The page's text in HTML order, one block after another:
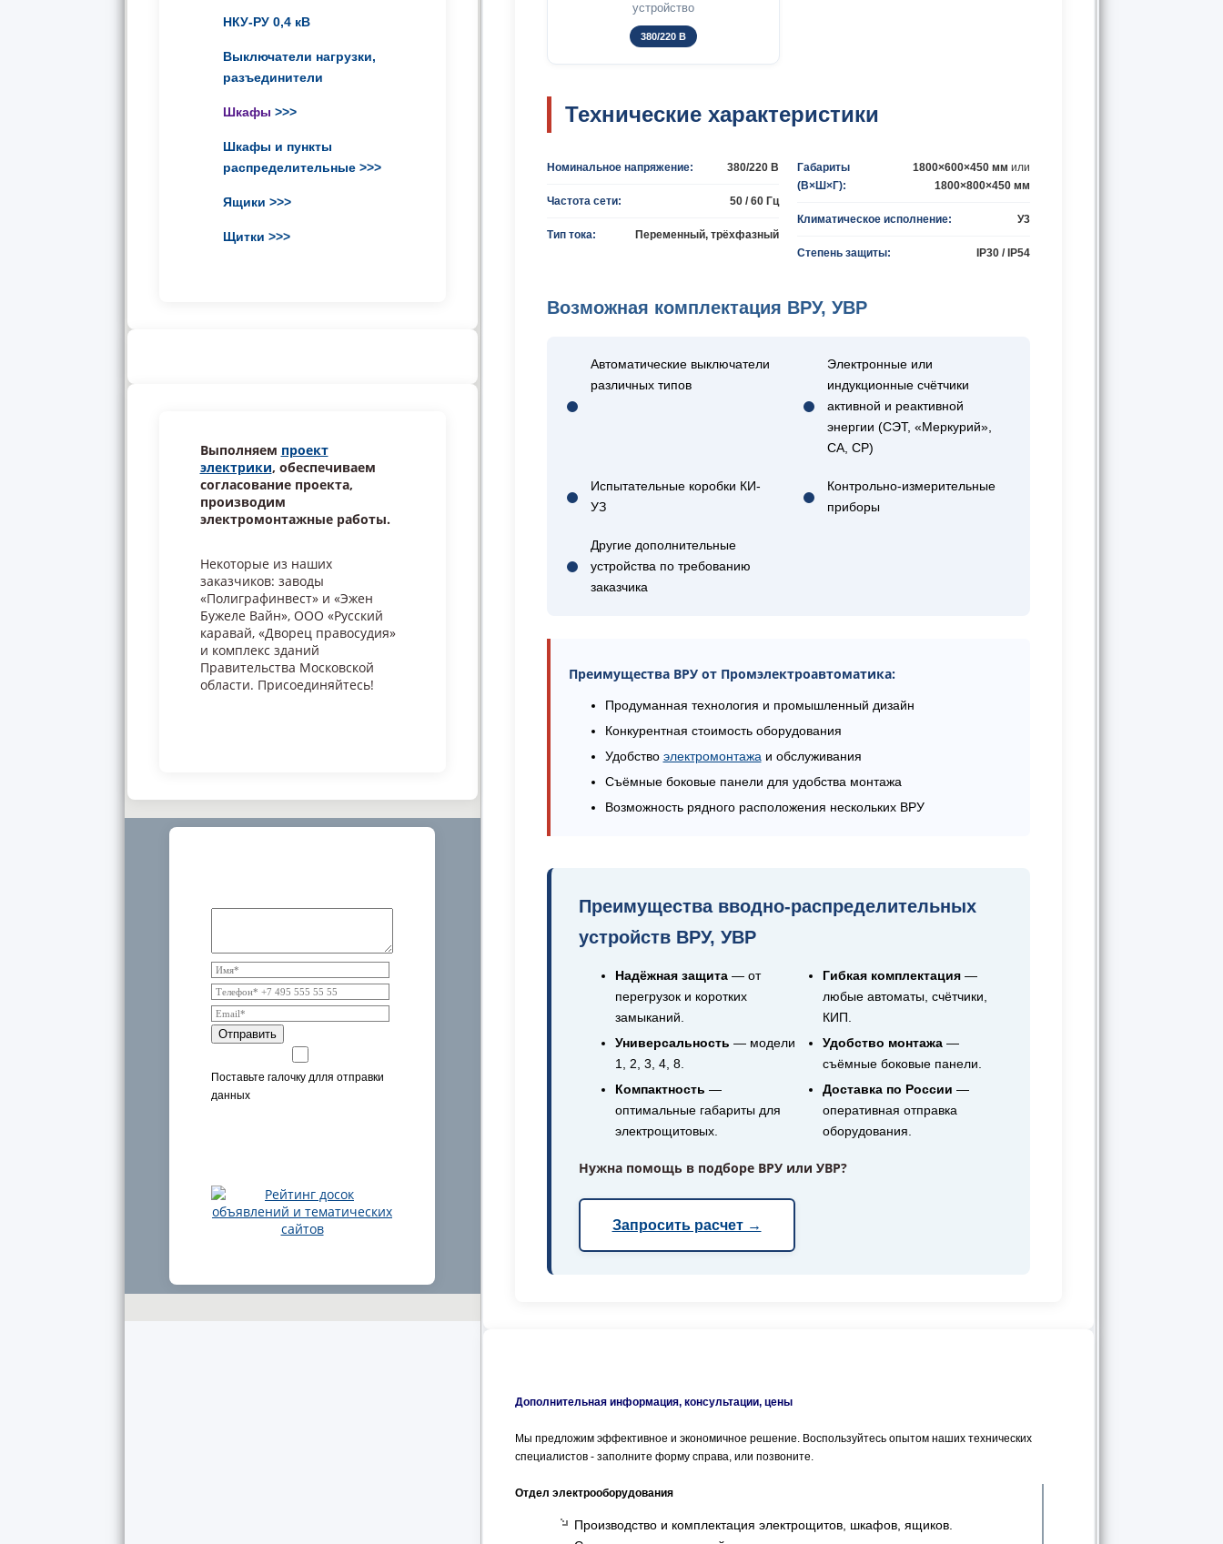
НКУ-РУ 0,4 кВ
Выключатели нагрузки,
разъединители
Шкафы >>>
Шкафы и пункты
распределительные >>>
Ящики >>>
Щитки >>>
Выполняем проект
электрики, обеспечиваем
согласование проекта,
производим
электромонтажные работы.
Некоторые из наших
заказчиков: заводы
«Полиграфинвест» и «Эжен
Бужеле Вайн», ООО «Русский
каравай, «Дворец правосудия»
и комплекс зданий
Правительства Московской
области. Присоединяйтесь!
Отправить
Поставьте галочку длля отправки
данных
устройство
380/220 В
Технические характеристики
Номинальное напряжение: 380/220 В
Частота сети: 50 / 60 Гц
Тип тока: Переменный, трёхфазный
Габариты
(В×Ш×Г):
1800×600×450 мм или
1800×800×450 мм
Климатическое исполнение: У3
Степень защиты: IP30 / IP54
Возможная комплектация ВРУ, УВР
Автоматические выключатели
различных типов
Электронные или
индукционные счётчики
активной и реактивной
энергии (СЭТ, «Меркурий»,
СА, СР)
Испытательные коробки КИ-
УЗ
Контрольно-измерительные
приборы
Другие дополнительные
устройства по требованию
заказчика
Преимущества ВРУ от Промэлектроавтоматика:
Продуманная технология и промышленный дизайн
Конкурентная стоимость оборудования
Удобство электромонтажа и обслуживания
Съёмные боковые панели для удобства монтажа
Возможность рядного расположения нескольких ВРУ
Преимущества вводно-распределительных
устройств ВРУ, УВР
Надёжная защита— от
перегрузок и коротких
замыканий.
Универсальность — модели
1, 2, 3, 4, 8.
Компактность —
оптимальные габариты для
электрощитовых.
Гибкая комплектация—
любые автоматы, счётчики,
КИП.
Удобство монтажа—
съёмные боковые панели.
Доставка по России —
оперативная отправка
оборудования.
Нужна помощь в подборе ВРУ или УВР?
Запросить расчет →
Дополнительная информация, консультации, цены
Мы предложим эффективное и экономичное решение. Воспользуйтесь опытом наших технических
специалистов - заполните форму справа, или позвоните.
Отдел электрооборудования
Производство и комплектация электрощитов, шкафов, ящиков.